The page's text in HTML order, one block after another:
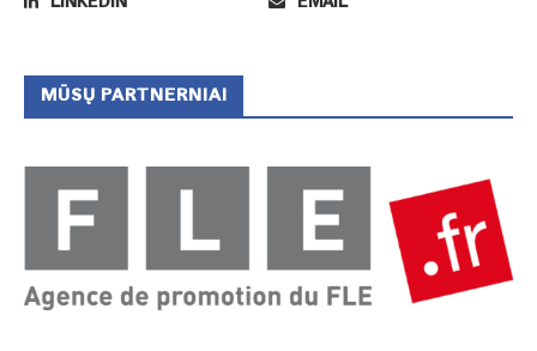
MŪSŲ PARTNERNIAI